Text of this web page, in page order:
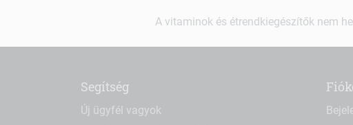
A vitaminok és étrendkiegészítők nem
Segítség
Új ügyfél vagyok